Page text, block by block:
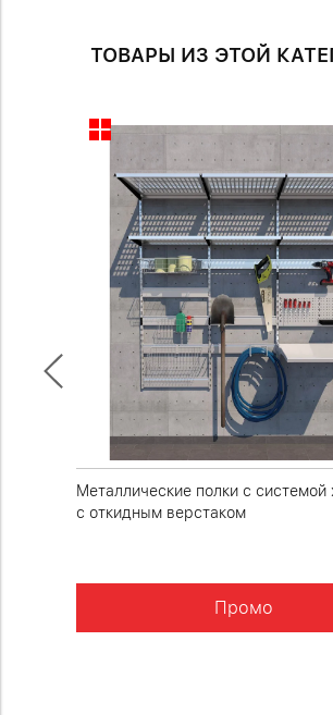
ТОВАРЫ ИЗ ЭТОЙ
Металлические полки с системой
с откидным верстаком
Промо